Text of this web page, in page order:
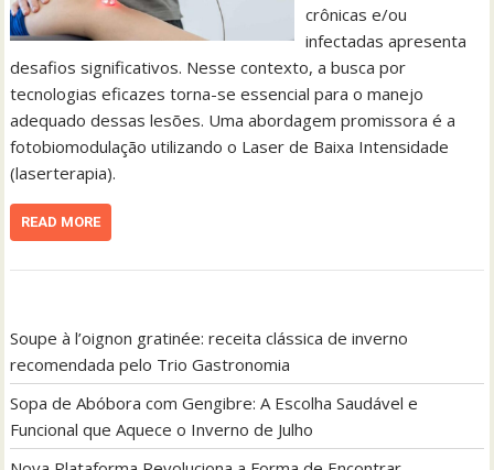
crônicas e/ou
infectadas apresenta
desafios significativos. Nesse contexto, a busca por
tecnologias eficazes torna-se essencial para o manejo
adequado dessas lesões. Uma abordagem promissora é a
fotobiomodulação utilizando o Laser de Baixa Intensidade
(laserterapia).
READ MORE
Soupe à l’oignon gratinée: receita clássica de inverno
recomendada pelo Trio Gastronomia
Sopa de Abóbora com Gengibre: A Escolha Saudável e
Funcional que Aquece o Inverno de Julho